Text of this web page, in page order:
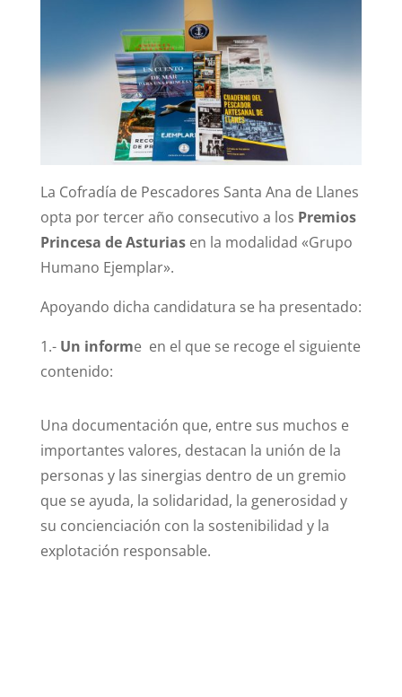
La Cofradía de Pescadores Santa Ana de Llanes
opta por tercer año consecutivo a los Premios
Princesa de Asturiasen la modalidad «Grupo
Humano Ejemplar».
Apoyando dicha candidatura se ha presentado:
1.- Un informe en el que se recoge el siguiente
contenido:
Una documentación que, entre sus muchos e
importantes valores, destacan la unión de la
personas y las sinergias dentro de un gremio
que se ayuda, la solidaridad, la generosidad y
su concienciación con la sostenibilidad y la
explotación responsable.